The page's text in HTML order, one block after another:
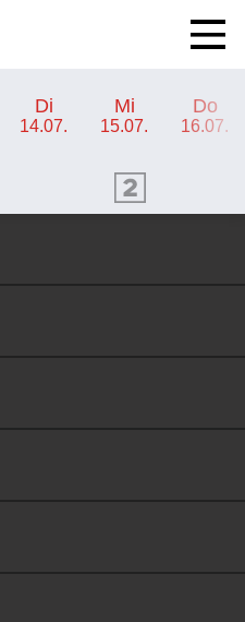
Di
14.07.
Mi
15.07.
Do
16.07.
ORF 2 Programm